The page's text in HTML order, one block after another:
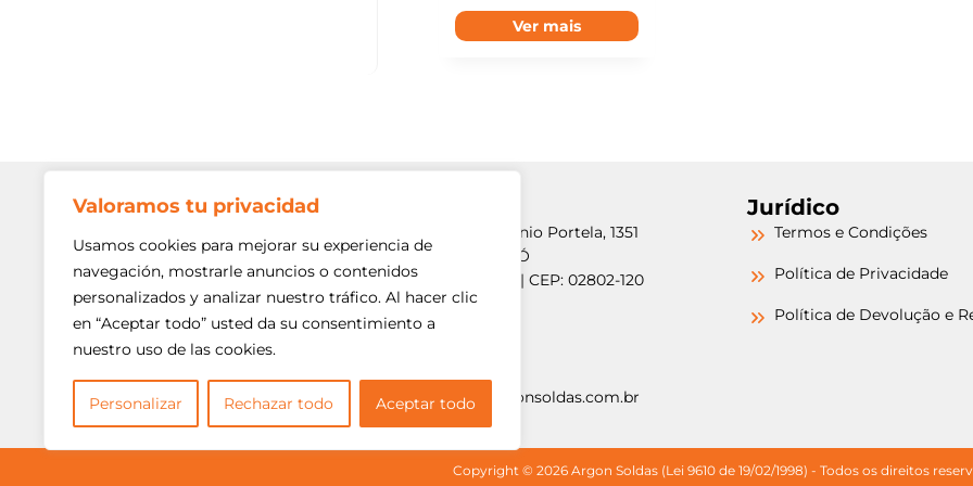
Valoramos tu privacidad
Usamos cookies para mejorar su experiencia de
navegación, mostrarle anuncios o contenidos
personalizados y analizar nuestro tráfico. Al hacer clic
en “Aceptar todo” usted da su consentimiento a
nuestro uso de las cookies.
Personalizar Rechazar todo Aceptar todo
Ver mais
Siga-nos!
Av. Min. Petrônio Portela, 1351
Freguesia do Ó
São Paulo/SP | CEP: 02802-120
contato@argonsoldas.com.br
Jurídico
Termos e Condições
Política de Privacidade
Política de Devolução e
Copyright © 2026 Argon Soldas (Lei 9610 de 19/02/1998) - Todos os direitos